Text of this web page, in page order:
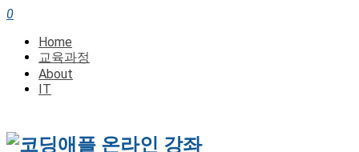
0
Home
교육과정
About
IT